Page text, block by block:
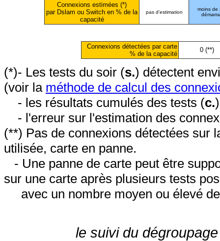
Connexions estimées (*)
par Dslam ou Switch en % de la
capacité
pas d'estimation
moins de
Connexions détectées par carte
% de la capacité
0 (**)
(*)- Les tests du soir (s.) détectent
(voir la méthode de calcul des
- les résultats cumulés des tests (c.
- l'erreur sur l'estimation des
(**) Pas de connexions détectées sur
utilisée, carte en panne.
- Une panne de carte peut être
sur une carte après plusieurs tests
avec un nombre moyen ou élevé
le suivi du